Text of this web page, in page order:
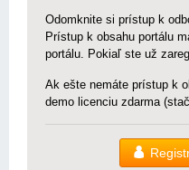
Odomknite si prístup k
Prístup k obsahu portálu
portálu. Pokiaľ ste už
Ak ešte nemáte prístup k
demo licenciu zdarma